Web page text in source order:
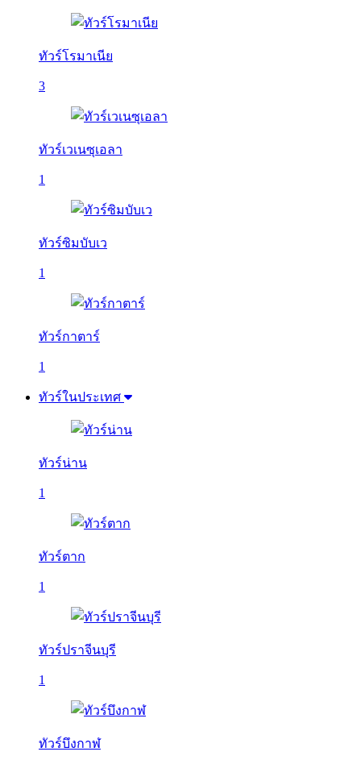
ทัวร์โรมาเนีย
3
ทัวร์เวเนซุเอลา
1
ทัวร์ซิมบับเว
1
ทัวร์กาตาร์
1
ทัวร์ในประเทศ
ทัวร์น่าน
1
ทัวร์ตาก
1
ทัวร์ปราจีนบุรี
1
ทัวร์บึงกาฬ